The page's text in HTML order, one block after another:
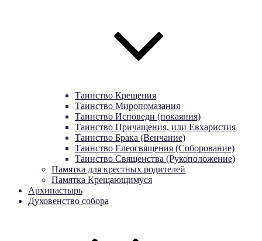
Таинство Крещения
Таинство Миропомазания
Таинство Исповеди (покаяния)
Таинство Причащения, или Евхаристия
Таинство Брака (Венчание)
Таинство Елеосвящения (Соборование)
Таинство Священства (Рукоположение)
Памятка для крестных родителей
Памятка Крещающимуся
Архипастырь
Духовенство собора